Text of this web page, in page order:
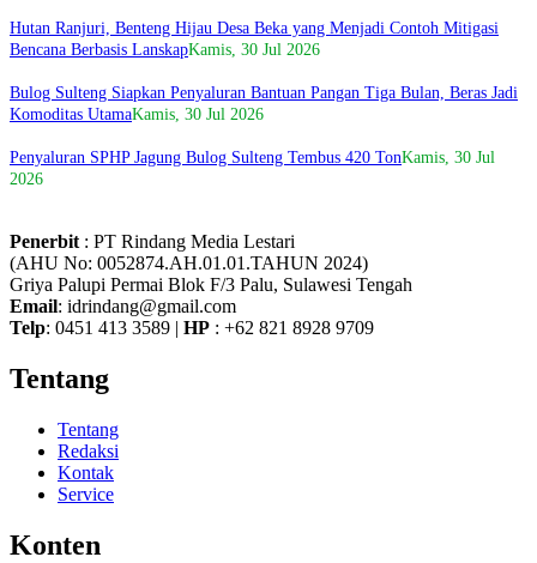
Hutan Ranjuri, Benteng Hijau Desa Beka yang Menjadi Contoh Mitigasi
Bencana Berbasis LanskapKamis, 30 Jul 2026
Bulog Sulteng Siapkan Penyaluran Bantuan Pangan Tiga Bulan, Beras Jadi
Komoditas UtamaKamis, 30 Jul 2026
Penyaluran SPHP Jagung Bulog Sulteng Tembus 420 TonKamis, 30 Jul
2026
Penerbit : PT Rindang Media Lestari
(AHU No: 0052874.AH.01.01.TAHUN 2024)
Griya Palupi Permai Blok F/3 Palu, Sulawesi Tengah
Email: idrindang@gmail.com
Telp: 0451 413 3589 | HP : +62 821 8928 9709
Tentang
Tentang
Redaksi
Kontak
Service
Konten